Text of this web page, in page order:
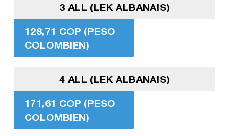
3 ALL (LEK ALBANAIS)
128,71 COP (PESO
COLOMBIEN)
4 ALL (LEK ALBANAIS)
171,61 COP (PESO
COLOMBIEN)